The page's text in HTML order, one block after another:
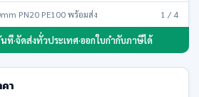
PN20 PE100 พร้อมส่ง 1 / 4
ที·จัดส่งทั่วประเทศ·ออกใบกำกับภาษีได้
า